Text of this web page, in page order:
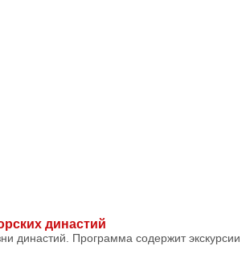
династий
династий. Программа содержит экскурсии